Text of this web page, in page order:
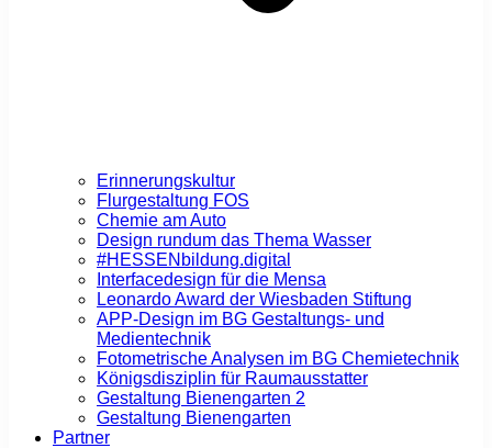
Erinnerungskultur
Flurgestaltung FOS
Chemie am Auto
Design rundum das Thema Wasser
#HESSENbildung.digital
Interfacedesign für die Mensa
Leonardo Award der Wiesbaden Stiftung
APP-Design im BG Gestaltungs- und
Medientechnik
Fotometrische Analysen im BG Chemietechnik
Königsdisziplin für Raumausstatter
Gestaltung Bienengarten 2
Gestaltung Bienengarten
Partner